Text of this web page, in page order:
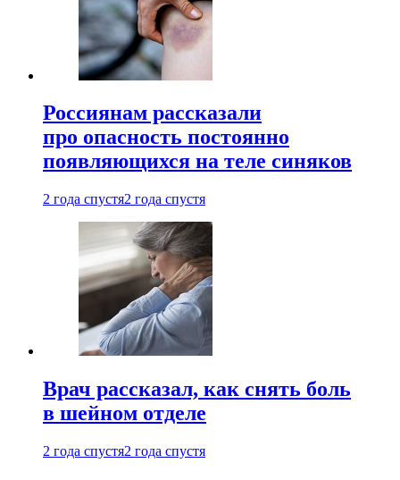
Россиянам рассказали
про опасность постоянно
появляющихся на теле синяков
2 года спустя2 года спустя
Врач рассказал, как снять боль
в шейном отделе
2 года спустя2 года спустя